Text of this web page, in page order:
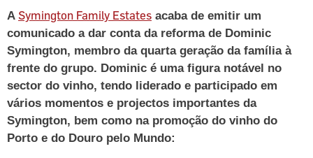
A Symington Family Estates acaba de emitir um
comunicado a dar conta da reforma de Dominic
Symington, membro da quarta geração da família à
frente do grupo. Dominic é uma figura notável no
sector do vinho, tendo liderado e participado em
vários momentos e projectos importantes da
Symington, bem como na promoção do vinho do
Porto e do Douro pelo Mundo: